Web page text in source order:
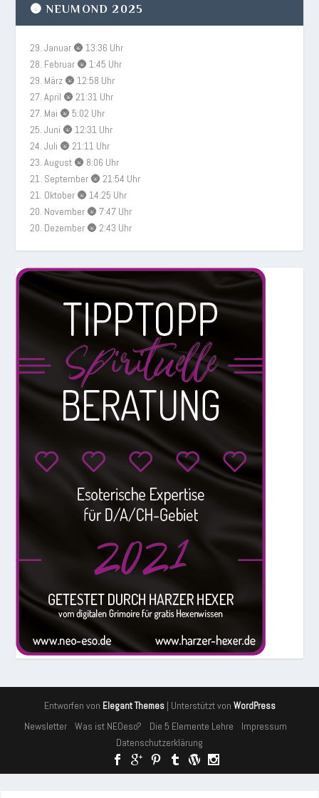
🌚 NEUMOND 2025
29. Januar 🌚 13:36 Uhr
28. Februar 🌚 1:45 Uhr
29. März 🌚 12:58 Uhr
27. April 🌚 21:31 Uhr
27. Mai 🌚 5:02 Uhr
25. Juni 🌚 12:31 Uhr
24. Juli 🌚 21:11 Uhr
23. August 🌚 8:06 Uhr
21. September 🌚 21:54 Uhr
21. Oktober 🌚 14:25 Uhr
20. November 🌚 7:47 Uhr
20. Dezember 🌚 2:43 Uhr
Entworfen von Elegant Themes| Unterstützt von WordPress
Newsletter Was ist NEOeso? Die 5 Elemente Lehre
Impressum
Datenschutzerklärung